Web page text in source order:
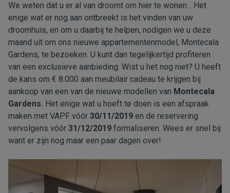
We weten dat u er al van droomt om hier te wonen... Het
enige wat er nog aan ontbreekt is het vinden van uw
droomhuis, en om u daarbij te helpen, nodigen we u deze
maand uit om ons nieuwe appartementenmodel, Montecala
Gardens, te bezoeken. U kunt dan tegelijkertijd profiteren
van een exclusieve aanbieding. Wist u het nog niet? U heeft
de kans om € 8.000 aan meubilair cadeau te krijgen bij
aankoop van een van de nieuwe modellen van Montecala
Gardens. Het enige wat u hoeft te doen is een afspraak
maken met VAPF vóór 30/11/2019 en de reservering
vervolgens vóór 31/12/2019 formaliseren. Wees er snel bij
want er zijn nog maar een paar dagen over!